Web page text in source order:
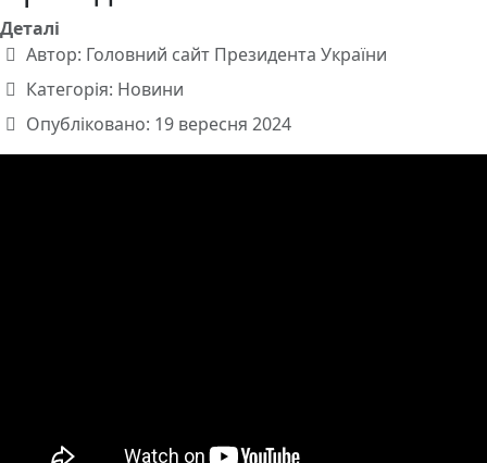
Деталі
Автор: Головний сайт Президента України
Категорія: Новини
Опубліковано: 19 вересня 2024